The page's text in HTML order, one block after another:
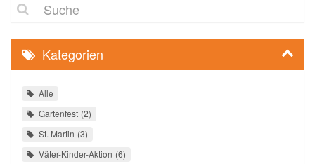
Kategorien
Alle
Gartenfest 2
St. Martin 3
Väter-Kinder-Aktion 6